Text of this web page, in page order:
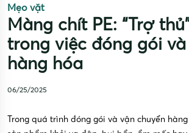
Mẹo vặt
Màng chít PE: “Trợ
trong việc đóng gói
hàng hóa
06/25/2025
Trong quá trình đóng gói và vận chuyển